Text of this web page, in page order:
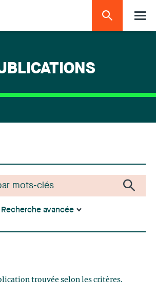
Recherche avancée
trouvée selon les critères.